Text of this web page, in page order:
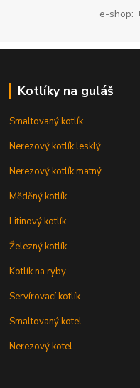
e-shop:
Kotlíky na guláš
Smaltovaný kotlík
Nerezový kotlík lesklý
Nerezový kotlík matný
Měděný kotlík
Litinový kotlík
Železný kotlík
Kotlík na ryby
Servírovací kotlík
Smaltovaný kotel
Nerezový kotel